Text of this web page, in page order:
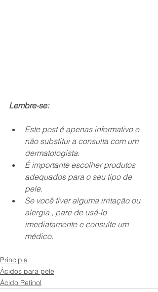
Lembre-se:
Este post é apenas informativo e
não substitui a consulta com um
dermatologista.
É importante escolher produtos
adequados para o seu tipo de
pele.
Se você tiver alguma irritação ou
alergia , pare de usá-lo
imediatamente e consulte um
médico.
Principia
Ácidos para pele
Ácido Retinol